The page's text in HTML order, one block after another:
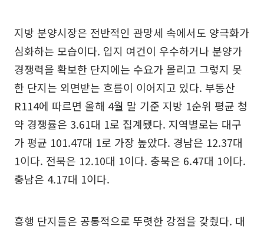
지방 분양시장은 전반적인 관망세 속에서도 양극화가
심화하는 모습이다. 입지 여건이 우수하거나 분양가
경쟁력을 확보한 단지에는 수요가 몰리고 그렇지 못
한 단지는 외면받는 흐름이 이어지고 있다. 부동산
R114에 따르면 올해 4월 말 기준 지방 1순위 평균 청
약 경쟁률은 3.61대 1로 집계됐다. 지역별로는 대구
가 평균 101.47대 1로 가장 높았다. 경남은 12.37대
1이다. 전북은 12.10대 1이다. 충북은 6.47대 1이다.
충남은 4.17대 1이다.
흥행 단지들은 공통적으로 뚜렷한 강점을 갖췄다. 대